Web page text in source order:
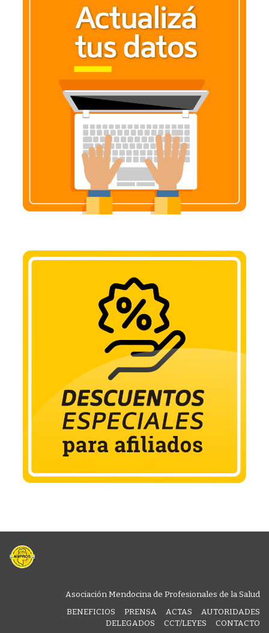
Asociación Mendocina de Profesionales de la Salud
BENEFICIOS
PRENSA ACTAS
AUTORIDADES
DELEGADOS
CCT/LEYES CONTACTO